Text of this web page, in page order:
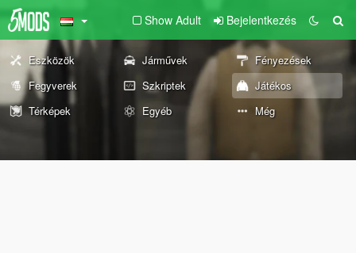
Show Adult Bejelentkezés
Eszközök Járművek
Fényezések
Fegyverek
Szkriptek
Játékos
Térképek
Egyéb Még